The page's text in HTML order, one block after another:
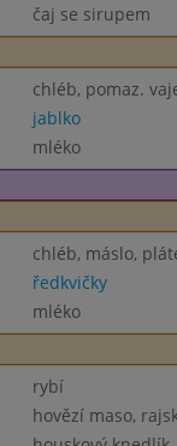
čaj se sirupem
chléb, pomaz.
jablko
mléko
chléb, máslo,
ředkvičky
mléko
rybí
hovězí maso,